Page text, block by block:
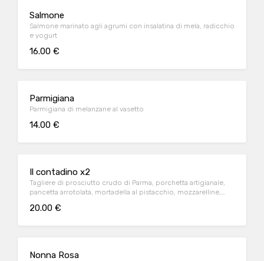
Salmone
Salmone marinato agli agrumi con insalatina di mela, radicchio
e yogurt
16.00 €
Parmigiana
Parmigiana di melanzane al vasetto
14.00 €
Il contadino x2
Tagliere di prosciutto crudo di Parma, porchetta artigianale,
pancetta arrotolata, mortadella al pistacchio, mozzarelline,
20.00 €
Nonna Rosa